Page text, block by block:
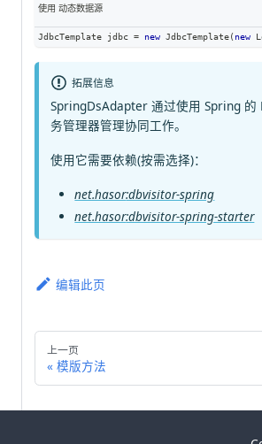
使用 动态数据源
JdbcTemplate jdbc = new JdbcTemplate( new
拓展信息
SpringDsAdapter 通过使用 Spring 的
务管理器管理协同工作。
使用它需要依赖(按需选择)：
net.hasor:dbvisitor-spring
net.hasor:dbvisitor-spring-starter
编辑此页
上一页
模版方法